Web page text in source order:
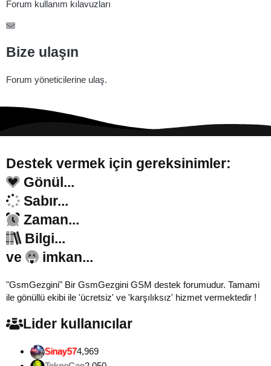
Forum kullanım kılavuzları
Bize ulaşın
Forum yöneticilerine ulaş.
Destek vermek için gereksinimler:
Gönül...
Sabır...
Zaman...
Bilgi...
ve
imkan...
"GsmGezgini" Bir GsmGezgini GSM destek forumudur. Tamami
ile gönüllü ekibi ile 'ücretsiz' ve 'karşılıksız' hizmet vermektedir !
Lider kullanıcılar
Sinay574,969